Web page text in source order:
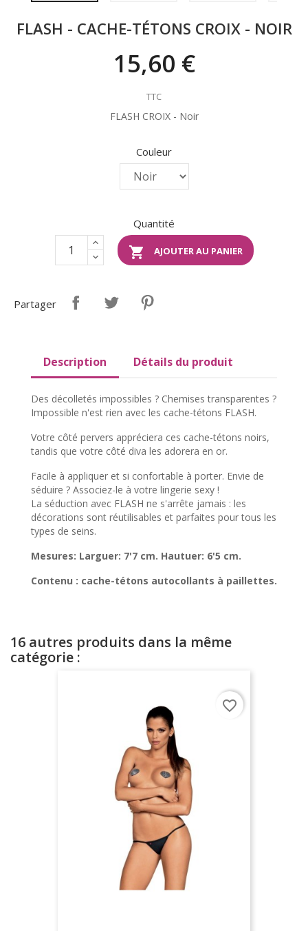
FLASH - CACHE-TÉTONS CROIX - NOIR
15,60 €
TTC
FLASH CROIX - Noir
Couleur
Quantité
 AJOUTER AU PANIER
Partager
Description Détails du produit
Des décolletés impossibles ? Chemises transparentes ?
Impossible n'est rien avec les cache-tétons FLASH.
Votre côté pervers appréciera ces cache-tétons noirs,
tandis que votre côté diva les adorera en or.
Facile à appliquer et si confortable à porter. Envie de
séduire ? Associez-le à votre lingerie sexy !
La séduction avec FLASH ne s'arrête jamais : les
décorations sont réutilisables et parfaites pour tous les
types de seins.
Mesures: Larguer: 7'7 cm. Hautuer: 6'5 cm.
Contenu : cache-tétons autocollants à paillettes.
16 autres produits dans la même
catégorie :
favorite_border